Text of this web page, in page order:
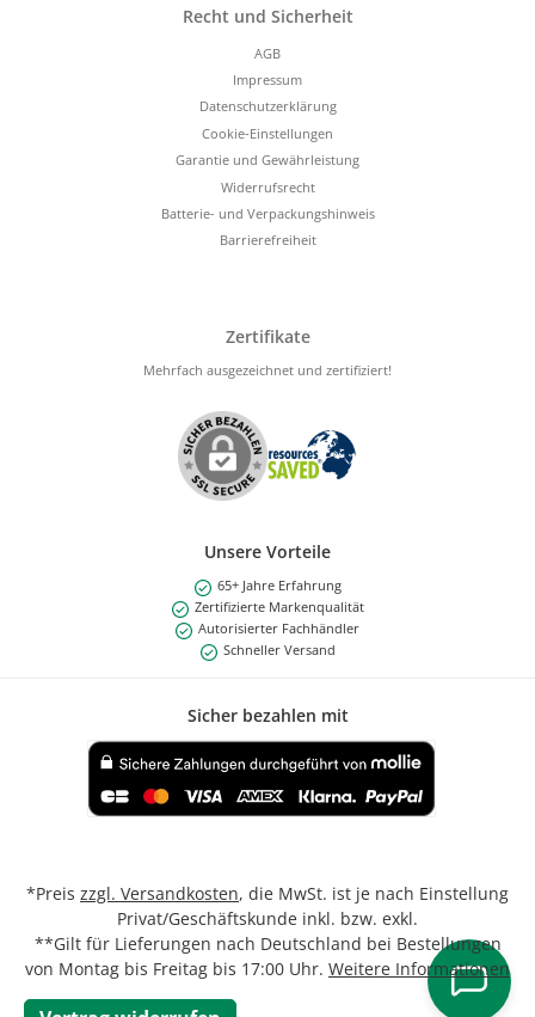
Recht und Sicherheit
AGB
Impressum
Datenschutzerklärung
Cookie-Einstellungen
Garantie und Gewährleistung
Widerrufsrecht
Batterie- und Verpackungshinweis
Barrierefreiheit
Zertifikate
Mehrfach ausgezeichnet und zertifiziert!
Unsere Vorteile
65+ Jahre Erfahrung
Zertifizierte Markenqualität
Autorisierter Fachhändler
Schneller Versand
Sicher bezahlen mit
*Preis zzgl. Versandkosten, die MwSt. ist je nach Einstellung
Privat/Geschäftskunde inkl. bzw. exkl.
**Gilt für Lieferungen nach Deutschland bei Bestellungen
von Montag bis Freitag bis 17:00 Uhr. Weitere Informationen